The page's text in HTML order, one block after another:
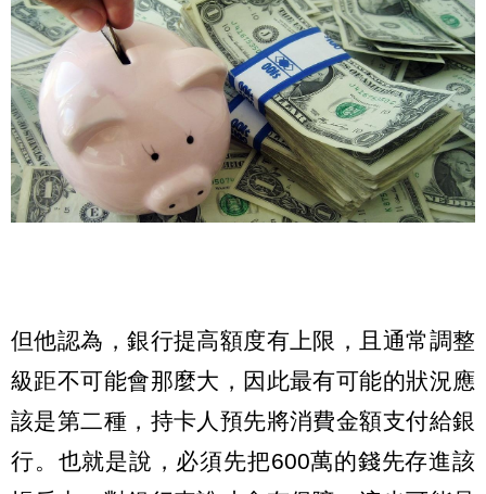
但他認為，銀行提高額度有上限，且通常調整
級距不可能會那麼大，因此最有可能的狀況應
該是第二種，持卡人預先將消費金額支付給銀
行。也就是說，必須先把600萬的錢先存進該